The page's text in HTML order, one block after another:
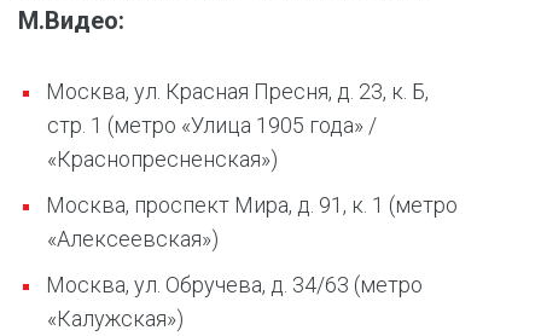
М.Видео:
Москва, ул. Красная Пресня, д. 23, к. Б,
стр. 1 (метро «Улица 1905 года» /
«Краснопресненская»)
Москва, проспект Мира, д. 91, к. 1 (метро
«Алексеевская»)
Москва, ул. Обручева, д. 34/63 (метро
«Калужская»)